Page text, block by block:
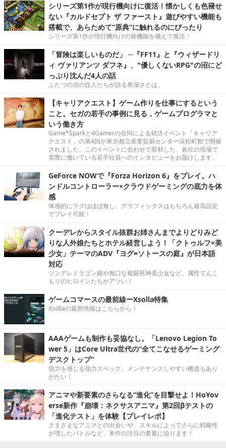
シリーズ第1作が現行機向けに復活！懐かしくも色褪せ
ない『カルドセプト ザ ファースト』遊びやすい機能も
搭載で、あらためて“原典”に触れるのにぴったり
シリーズ第1作が現行機向けの新機能を備えて復活！
「冒険は楽しいものだ」 ─『FF11』と『ウィザードリ
ィ ヴァリアンツ ダフネ』、"優しくないRPG"の沼にど
っぷり沈んだ4人の話
ふたつの沼の住人たちが語る奥深さとは。
【キャリアクエスト】ゲーム作りを仕事にするという
こと。セガの若手の事例に見る，ゲームプログラマと
いう働き方
Game*Sparkと4Gamerの合同による就活イベント「キャリア
クエスト」の第4回が東京都立産業貿易センター浜松町館で開催
されました。このイベントに合わせて取材した、各社の現場で
実際に働いている若手社員へのインタビューをお届けします。
GeForce NOWで『Forza Horizon 6』をプレイ。ハ
ンドルコントローラー×クラウドゲーミングの底力を体
感
体感的にラグはほぼ無し。グラフィックスはもちろん最高設定
でプレイ可能！
クーデレからスタイル抜群お姉さんまでよりどりみど
りな人外娘たちとホテル経営しよう！「クトゥルフ×美
少女」テーマのADV『ヨグ=ソトースの庭』が日本語
対応
ツンデレドラゴン娘や無口な複眼死神美少女など、属性てんこ
もりのヒロインたちがアツい！
ゲームコマースの最前線ーXsolla特集
Xsollaの最新情報はこちらから！
AAAゲームも制作も妥協なし。「Lenovo Legion To
wer 5」はCore Ultra世代の“全てこなせるゲーミング
デスクトップ”
迫力を感じる強力スペック。メンテナンスしやすい構造もあり
がたい！
アニマや新要素のさらなる“進化”を目撃せよ！HoYov
erse新作『崩壊：ネクサスアニマ』第2回βテストの
「進化テスト」を体験【プレイレポ】
さまざまなアニマとの出会いや、スキルによってさらに戦略性
が増したバトルなど、本作の注目の要素に迫ります！